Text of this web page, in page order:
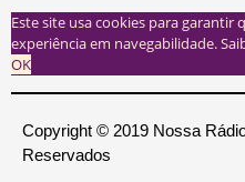
Este site usa cookies para garantir
experiência em navegabilidade.
OK
Copyright © 2019 Nossa
Reservados